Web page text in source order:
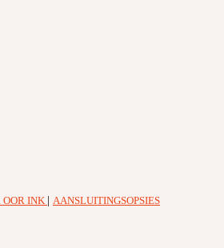
OOR INK
AANSLUITINGSOPSIES